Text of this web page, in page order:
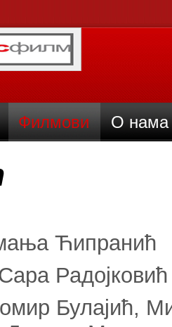
Филмови О нама
Ћипранић
Радојковић
Булајић,